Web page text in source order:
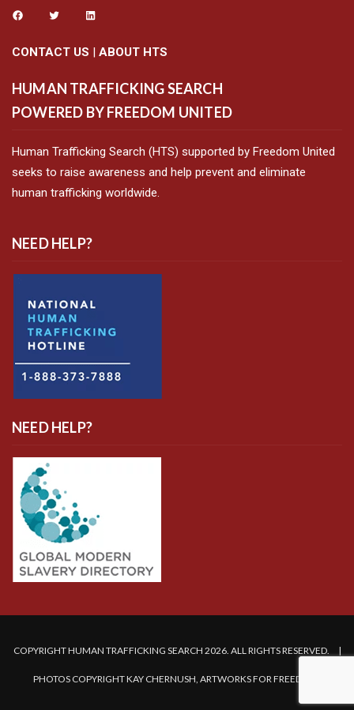
CONTACT US ABOUT HTS
HUMAN TRAFFICKING SEARCH
POWERED BY FREEDOM UNITED
Human Trafficking Search (HTS) supported by Freedom United
seeks to raise awareness and help prevent and eliminate
human trafficking worldwide.
NEED HELP?
NEED HELP?
COPYRIGHT HUMAN TRAFFICKING SEARCH 2026. ALL RIGHTS RESERVED. |
PHOTOS COPYRIGHT KAY CHERNUSH, ARTWORKS FOR FREEDOM.